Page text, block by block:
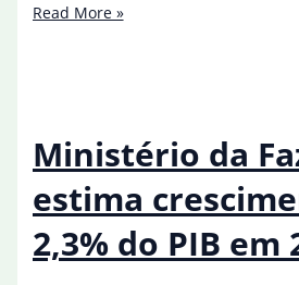
Conab
328
milhões
de
toneladas
Read More »
Ministério da
estima
2,3% do PIB em